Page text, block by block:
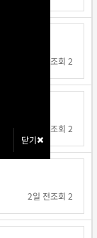
닫기
닫기
조회 2
조회 2
2일 전조회 2